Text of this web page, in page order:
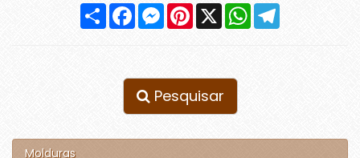
Compartilhar
FacebookMessenger
Pinterest
X WhatsApp
Pesquisar
Molduras